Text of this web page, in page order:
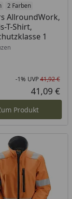
Preis
2 Farben
AllroundWork,
T-Shirt,
1
-1% UVP41,92 €
41,09 €
Produkt